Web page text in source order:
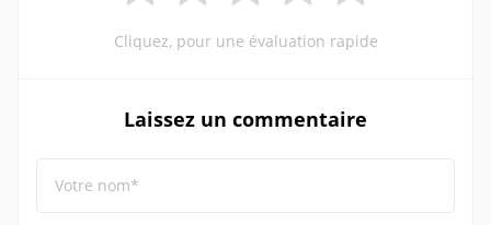
Cliquez, pour une évaluation rapide
Laissez un commentaire
Votre nom*